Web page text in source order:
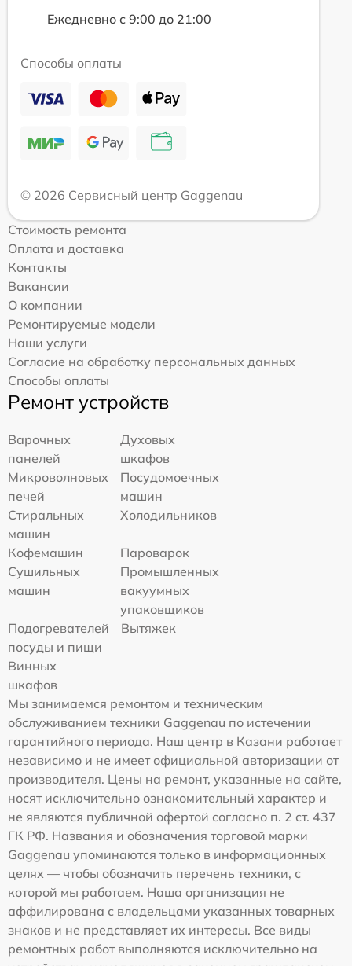
Ежедневно с 9:00 до 21:00
Способы оплаты
© 2026 Сервисный центр Gaggenau
Стоимость ремонта
Оплата и доставка
Контакты
Вакансии
О компании
Ремонтируемые модели
Наши услуги
Согласие на обработку персональных данных
Способы оплаты
Ремонт устройств
Варочных
панелей
Духовых
шкафов
Микроволновых
печей
Посудомоечных
машин
Стиральных
машин
Холодильников
Кофемашин
Пароварок
Сушильных
машин
Промышленных
вакуумных
упаковщиков
Подогревателей
посуды и пищи
Вытяжек
Винных
шкафов
Мы занимаемся ремонтом и техническим
обслуживанием техники Gaggenau по истечении
гарантийного периода. Наш центр в Казани работает
независимо и не имеет официальной авторизации от
производителя. Цены на ремонт, указанные на сайте,
носят исключительно ознакомительный характер и
не являются публичной офертой согласно п. 2 ст. 437
ГК РФ. Названия и обозначения торговой марки
Gaggenau упоминаются только в информационных
целях — чтобы обозначить перечень техники, с
которой мы работаем. Наша организация не
аффилирована с владельцами указанных товарных
знаков и не представляет их интересы. Все виды
ремонтных работ выполняются исключительно на